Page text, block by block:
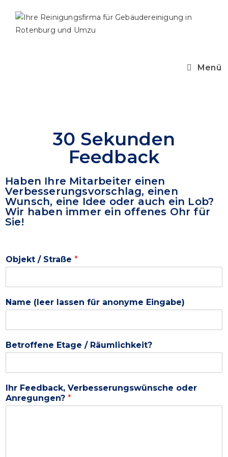
Menü
30 Sekunden
Feedback
Haben Ihre Mitarbeiter einen
Verbesserungsvorschlag, einen
Wunsch, eine Idee oder auch ein Lob?
Wir haben immer ein offenes Ohr für
Sie!
Objekt / Straße *
Name (leer lassen für anonyme Eingabe)
Betroffene Etage / Räumlichkeit?
Ihr Feedback, Verbesserungswünsche oder
Anregungen? *